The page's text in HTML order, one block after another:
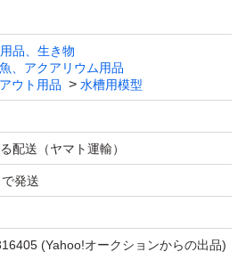
りません。
使用の場合はご自身でアク抜き沈
ようお願いいたします。
があり、均質ではありません。
ヒビがある場合があります。 ・
のが含まれている場合がありま
すが、ごく細かい部分が輸送中
ります。 ・撮影時の光源等の条
品、生き物
、アクアリウム用品
ウト用品
水槽用模型
配送（ヤマト運輸）
発送
(Yahoo!オークションからの出品)